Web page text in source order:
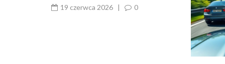
prawa jazdy – co poprawić
19 czerwca 2026 | 0